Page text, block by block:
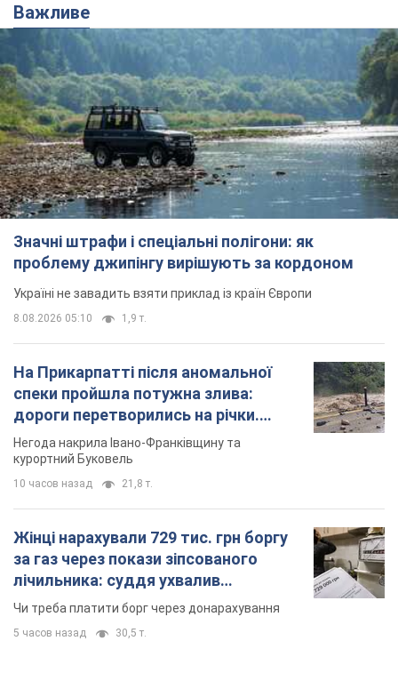
Важливе
Значні штрафи і спеціальні полігони: як
проблему джипінгу вирішують за кордоном
Україні не завадить взяти приклад із країн Європи
8.08.2026 05:10 1,9 т.
На Прикарпатті після аномальної
спеки пройшла потужна злива:
дороги перетворились на річки.
Відео
Негода накрила Івано-Франківщину та
курортний Буковель
10 часов назад 21,8 т.
Жінці нарахували 729 тис. грн боргу
за газ через покази зіпсованого
лічильника: суддя ухвалив
неочікуване рішення
Чи треба платити борг через донарахування
5 часов назад 30,5 т.